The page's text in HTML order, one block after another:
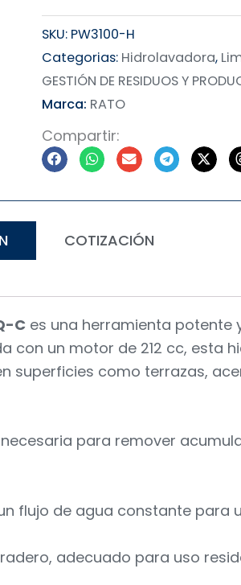
SKU: PW3100-H
Categorias: Hidrolavadora,
GESTIÓN DE RESIDUOS Y
Marca: RATO
Compartir:
COTIZACIÓN
C es una herramienta potente
con un motor de 212 cc, esta
superficies como terrazas,
para remover
flujo de agua constante para
adecuado para uso